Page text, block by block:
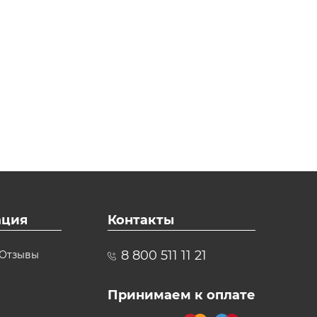
Контакты
8 800 511 11 21
Принимаем к оплате